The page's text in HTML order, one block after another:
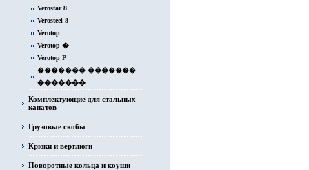
Verostar 8
Verosteel 8
Verotop
Verotop �
Verotop P
������� �������
�������
Комплектующие для стальных
канатов
Грузовые скобы
Крюки и вертлюги
Поворотные кольца и коуши